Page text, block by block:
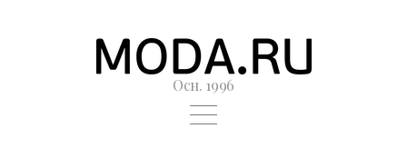
Осн. 1996